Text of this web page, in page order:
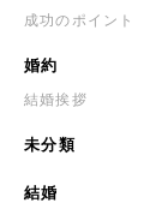
成功のポイント
婚約
結婚挨拶
未分類
結婚